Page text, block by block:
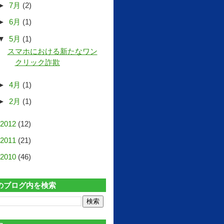
7月 (2)
6月 (1)
5月 (1)
スマホにおける新たなワン
クリック詐欺
4月 (1)
2月 (1)
2012 (12)
2011 (21)
2010 (46)
ブログ内を検索